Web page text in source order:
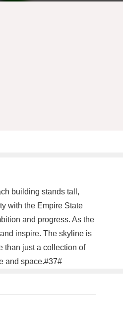
building stands tall,
with the Empire State
and progress. As the
inspire. The skyline is
than just a collection of
and space.#37#